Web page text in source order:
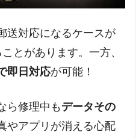
送対応になるケースが
とがあります。一方、
即日対応が可能！
ら修理中も データその
やアプリが消える心配